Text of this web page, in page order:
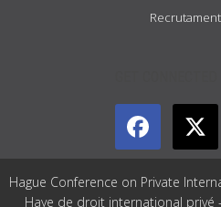
Hague Conference on Private
Haye de droit international privé